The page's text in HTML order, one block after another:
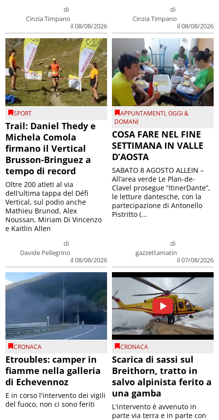
di
Cinzia Timpano
il 08/08/2026
di
Cinzia Timpano
il 08/08/2026
SPORT
Trail: Daniel Thedy e
Michela Comola
firmano il Vertical
Brusson-Bringuez a
tempo di record
di
Davide Pellegrino
il 08/08/2026
Oltre 200 atleti al via
dell'ultima tappa del Défì
Vertical, sul podio anche
Mathieu Brunod, Alex
Noussan, Miriam Di Vincenzo
e Kaitlin Allen
APPUNTAMENTI,OGGI &
DOMANI
COSA FARE NEL FINE
SETTIMANA IN VALLE
D’AOSTA
di
gazzettamatin
il 07/08/2026
SABATO 8 AGOSTO ALLEIN –
All’area verde Le Plan-de-
Clavel prosegue “ItinerDante”,
le letture dantesche, con la
partecipazione di Antonello
Pistritto (...
CRONACA
Etroubles: camper in
fiamme nella galleria
di Echevennoz
E in corso l'intervento dei vigili
del fuoco, non ci sono feriti
CRONACA
Scarica di sassi sul
Breithorn, tratto in
salvo alpinista ferito a
una gamba
L'intervento è avvenuto in
parte via terra e in parte con